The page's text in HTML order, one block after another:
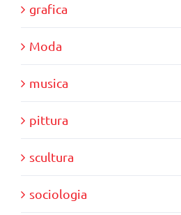
grafica
Moda
musica
pittura
scultura
sociologia